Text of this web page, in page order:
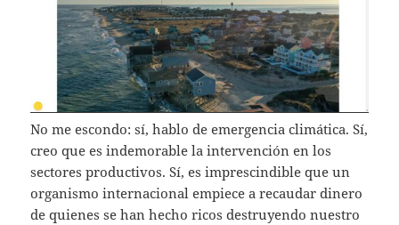
No me escondo: sí, hablo de emergencia climática. Sí,
creo que es indemorable la intervención en los
sectores productivos. Sí, es imprescindible que un
organismo internacional empiece a recaudar dinero
de quienes se han hecho ricos destruyendo nuestro